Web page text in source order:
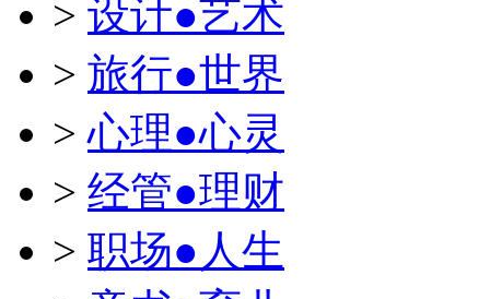
> 设计●艺术
> 旅行●世界
>心理●心灵
> 经管●理财
> 职场●人生